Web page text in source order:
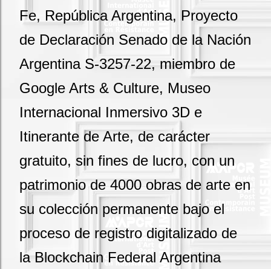
Fe, República Argentina, Proyecto
de Declaración Senado de la Nación
Argentina S-3257-22, miembro de
Google Arts & Culture, Museo
Internacional Inmersivo 3D e
Itinerante de Arte, de carácter
gratuito, sin fines de lucro, con un
patrimonio de 4000 obras de arte en
su colección permanente bajo el
proceso de registro digitalizado de
la Blockchain Federal Argentina